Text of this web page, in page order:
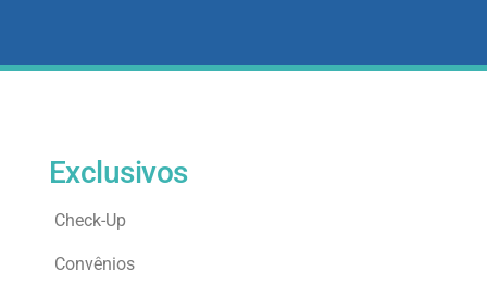
Exclusivos
Check-Up
Convênios